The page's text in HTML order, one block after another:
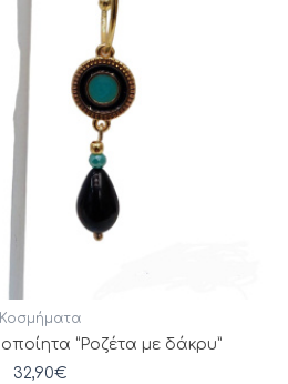
Κοσμήματα
“Ροζέτα με δάκρυ”
32,90€